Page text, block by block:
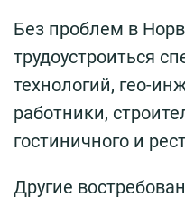
Без проблем в
трудоустроиться
технологий, гео-
работники,
гостиничного и
Другие